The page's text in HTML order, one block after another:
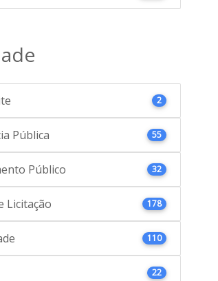
2
Pública 55
Público 32
Licitação 178
110
22